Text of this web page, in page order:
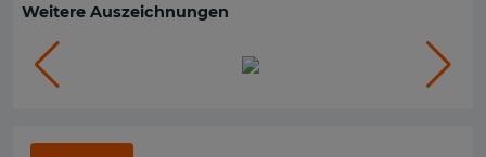
Weitere Auszeichnungen